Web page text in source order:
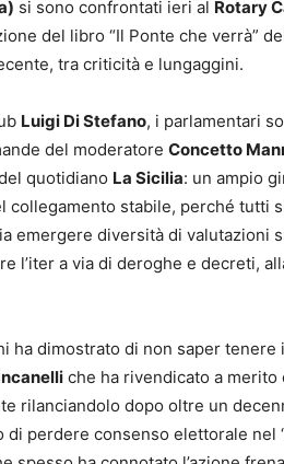
si sono confrontati ieri al Rotary
del libro “Il Ponte che verrà”
tra criticità e lungaggini.
Luigi Di Stefano, i parlamentari
del moderatore Concetto
quotidiano La Sicilia: un ampio
collegamento stabile, perché tutti
emergere diversità di valutazioni
l’iter a via di deroghe e decreti,
ha dimostrato di non saper tenere
che ha rivendicato a
rilanciandolo dopo oltre un
perdere consenso elettorale nel